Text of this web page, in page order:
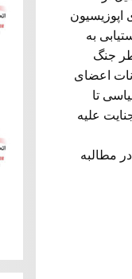
به
جنگ
اعضای
تا
علیه
مطالبه